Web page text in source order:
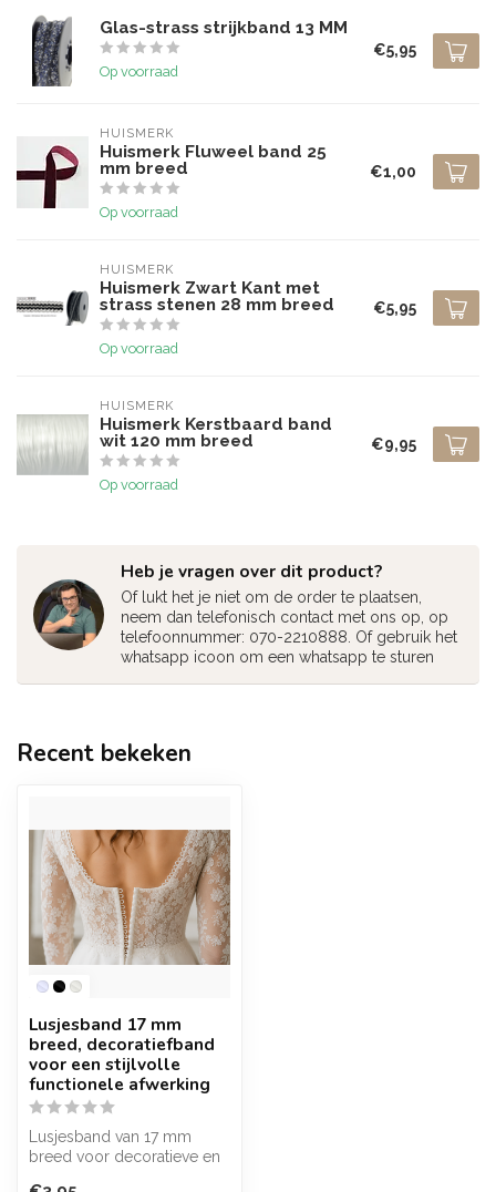
Glas-strass strijkband 13 MM
Op voorraad
€5,95
HUISMERK
Huismerk Fluweel band 25
mm breed
Op voorraad
€1,00
HUISMERK
Huismerk Zwart Kant met
strass stenen 28 mm breed
Op voorraad
€5,95
HUISMERK
Huismerk Kerstbaard band
wit 120 mm breed
Op voorraad
€9,95
Heb je vragen over dit product?
Of lukt het je niet om de order te plaatsen,
neem dan telefonisch contact met ons op, op
telefoonnummer: 070-2210888. Of gebruik het
whatsapp icoon om een whatsapp te sturen
Recent bekeken
Lusjesband 17 mm
breed, decoratiefband
voor een stijlvolle
functionele afwerking
Lusjesband van 17 mm
breed voor decoratieve en